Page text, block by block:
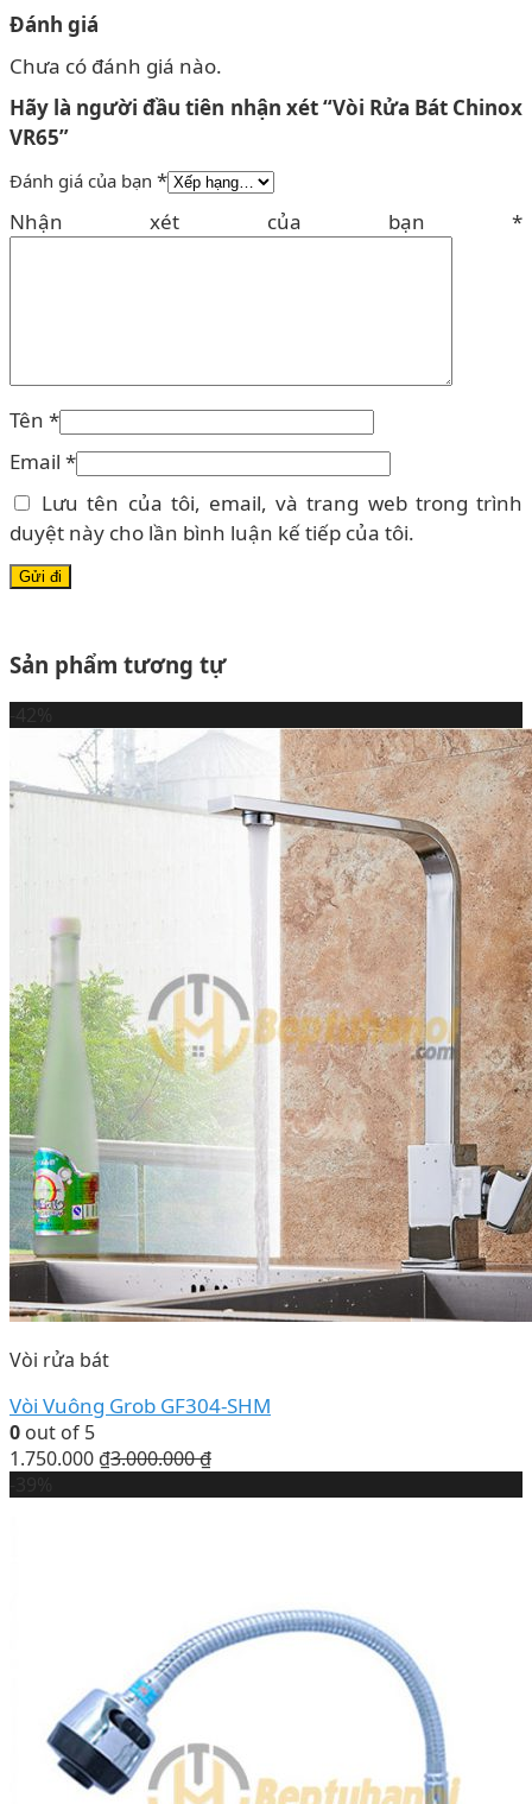
Đánh giá
Chưa có đánh giá nào.
Hãy là người đầu tiên nhận xét “Vòi Rửa Bát Chinox
VR65”
Đánh giá của bạn *
Nhận xét của bạn *
Tên *
Email *
Lưu tên của tôi, email, và trang web trong trình
duyệt này cho lần bình luận kế tiếp của tôi.
Sản phẩm tương tự
Vòi rửa bát
Vòi Vuông Grob GF304-SHM
0 out of 5
1.750.000 ₫3.000.000₫